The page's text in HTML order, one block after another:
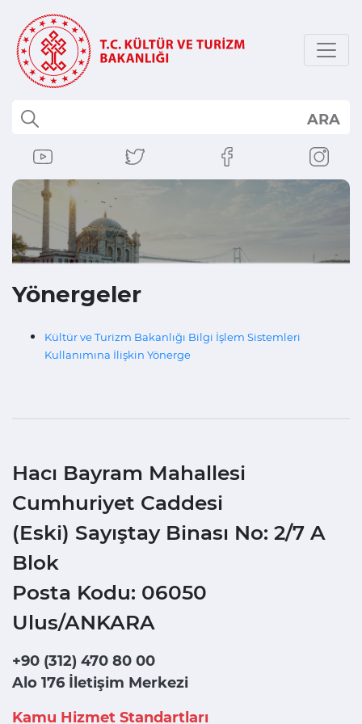
ARA
Yönergeler
Kültür ve Turizm Bakanlığı Bilgi İşlem Sistemleri
Kullanımına İlişkin Yönerge
Hacı Bayram Mahallesi
Cumhuriyet Caddesi
(Eski) Sayıştay Binası No: 2/7 A
Blok
Posta Kodu: 06050
Ulus/ANKARA
+90 (312) 470 80 00
Alo 176 İletişim Merkezi
Kamu Hizmet Standartları